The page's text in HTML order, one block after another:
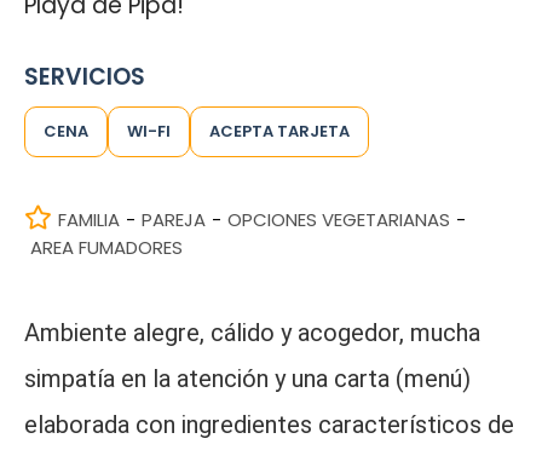
SERVICIOS
CENA WI-FI ACEPTA TARJETA
FAMILIA - PAREJA - OPCIONES VEGETARIANAS -
AREA FUMADORES
Ambiente alegre, cálido y acogedor, mucha
simpatía en la atención y una carta (menú)
elaborada con ingredientes característicos de